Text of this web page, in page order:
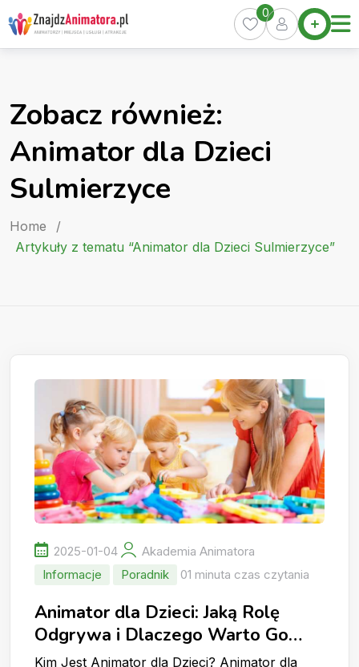
Skip
to
content
Home
Oferty
Kurs
0
Zobacz również:
Animator dla Dzieci
Sulmierzyce
Home
/
Artykuły z tematu “Animator dla Dzieci Sulmierzyce”
2025-01-04
Akademia Animatora
Informacje
Poradnik 01 minuta czas czytania
Animator dla Dzieci: Jaką Rolę
Odgrywa i Dlaczego Warto Go
Wynająć?
Kim Jest Animator dla Dzieci? Animator dla